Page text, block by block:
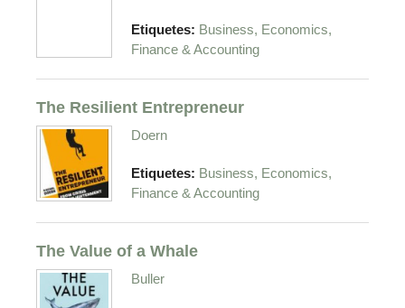
Etiquetes: Business, Economics,
Finance & Accounting
The Resilient Entrepreneur
Doern
Etiquetes: Business, Economics,
Finance & Accounting
The Value of a Whale
Buller